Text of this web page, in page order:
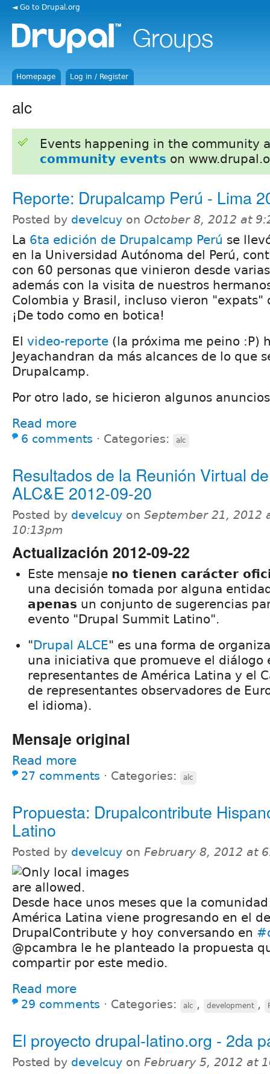
◄ Go to Drupal.org
Homepage Log in / Register
alc
Events happening in the community
community events on
Reporte: Drupalcamp Perú - Lima
Posted by develcuy on October 8, 2012 at
La 6ta edición de Drupalcamp Perú se
en la Universidad Autónoma del Perú,
con 60 personas que vinieron desde
además con la visita de nuestros
Colombia y Brasil, incluso vieron "expats"
¡De todo como en botica!
El video-reporte (la próxima me peino :P)
Jeyachandran da más alcances de lo que
Drupalcamp.
Por otro lado, se hicieron algunos
Read more
6 comments ⋅ Categories: alc
Resultados de la Reunión Virtual
ALC&E 2012-09-20
Posted by develcuy on September 21, 2012
10:13pm
Actualización 2012-09-22
Este mensaje no tienen carácter
una decisión tomada por alguna
apenas un conjunto de sugerencias
evento "Drupal Summit Latino".
"Drupal ALCE" es una forma de
una iniciativa que promueve el diálogo
representantes de América Latina y el
de representantes observadores de
el idioma).
Mensaje original
Read more
27 comments ⋅ Categories: alc
Propuesta: Drupalcontribute
Latino
Posted by develcuy on February 8, 2012 at
Desde hace unos meses que la
América Latina viene progresando en el
DrupalContribute y hoy conversando en
@pcambra le he planteado la propuesta
compartir por este medio.
Read more
29 comments ⋅ Categories: alc , development ,
El proyecto drupal-latino.org - 2da
Posted by develcuy on February 5, 2012 at